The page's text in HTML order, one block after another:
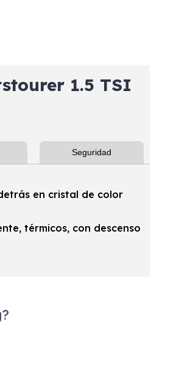
1.5 TSI
Seguridad
en cristal de color
térmicos, con descenso